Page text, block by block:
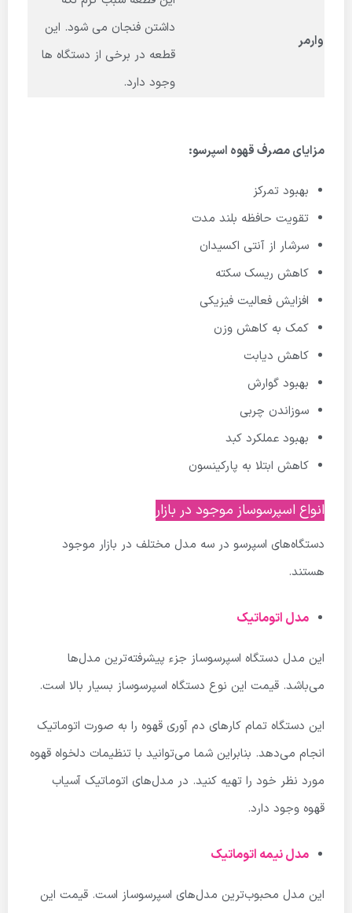
وارمر
داشتن فنجان می شود. این
قطعه در برخی از دستگاه ها
وجود دارد.
مزایای مصرف قهوه اسپرسو:
بهبود تمرکز
تقویت حافظه بلند مدت
سرشار از آنتی اکسیدان
کاهش ریسک سکته
افزایش فعالیت فیزیکی
کمک به کاهش وزن
کاهش دیابت
بهبود گوارش
سوزاندن چربی
بهبود عملکرد کبد
کاهش ابتلا به پارکینسون
انواع اسپرسوساز موجود در بازار
دستگاه‌های اسپرسو در سه مدل مختلف در بازار موجود
هستند.
مدل اتوماتیک
این مدل دستگاه اسپرسوساز جزء پیشرفته‌ترین مدل‌ها
می‌باشد. قیمت این نوع دستگاه اسپرسوساز بسیار بالا است.
این دستگاه تمام کارهای دم آوری قهوه را به صورت اتوماتیک
انجام می‌دهد. بنابراین شما می‌توانید با تنظیمات دلخواه قهوه
مورد نظر خود را تهیه کنید. در مدل‌های اتوماتیک آسیاب
قهوه وجود دارد.
مدل نیمه اتوماتیک
این مدل محبوب‌ترین مدل‌های اسپرسوساز است. قیمت این